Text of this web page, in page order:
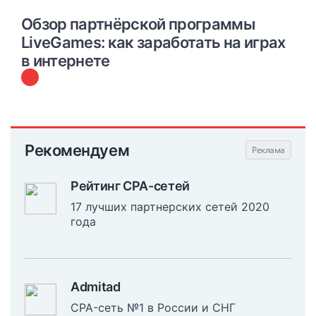
Обзор партнёрской программы
LiveGames: как заработать на играх
в интернете
Рекомендуем
Рейтинг CPA-сетей
17 лучших партнерских сетей 2020
года
Admitad
CPA-сеть №1 в России и СНГ